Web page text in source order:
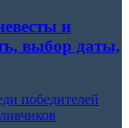
и
выбор даты,
победителей